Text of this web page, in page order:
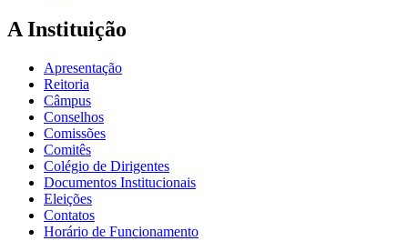
A Instituição
Apresentação
Reitoria
Câmpus
Conselhos
Comissões
Comitês
Colégio de Dirigentes
Documentos Institucionais
Eleições
Contatos
Horário de Funcionamento